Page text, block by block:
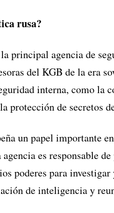
rusa?
principal agencia de
del KGB de la era
interna, como la
protección de secretos
un papel importante
es responsable
poderes para investigar
de inteligencia y